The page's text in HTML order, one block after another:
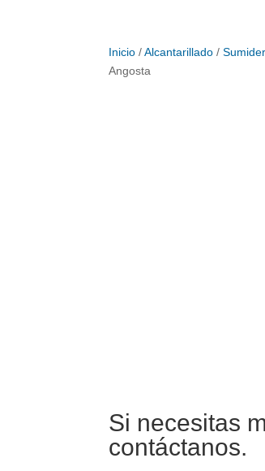
Inicio /Alcantarillado /
Angosta
Si necesitas
contáctanos.